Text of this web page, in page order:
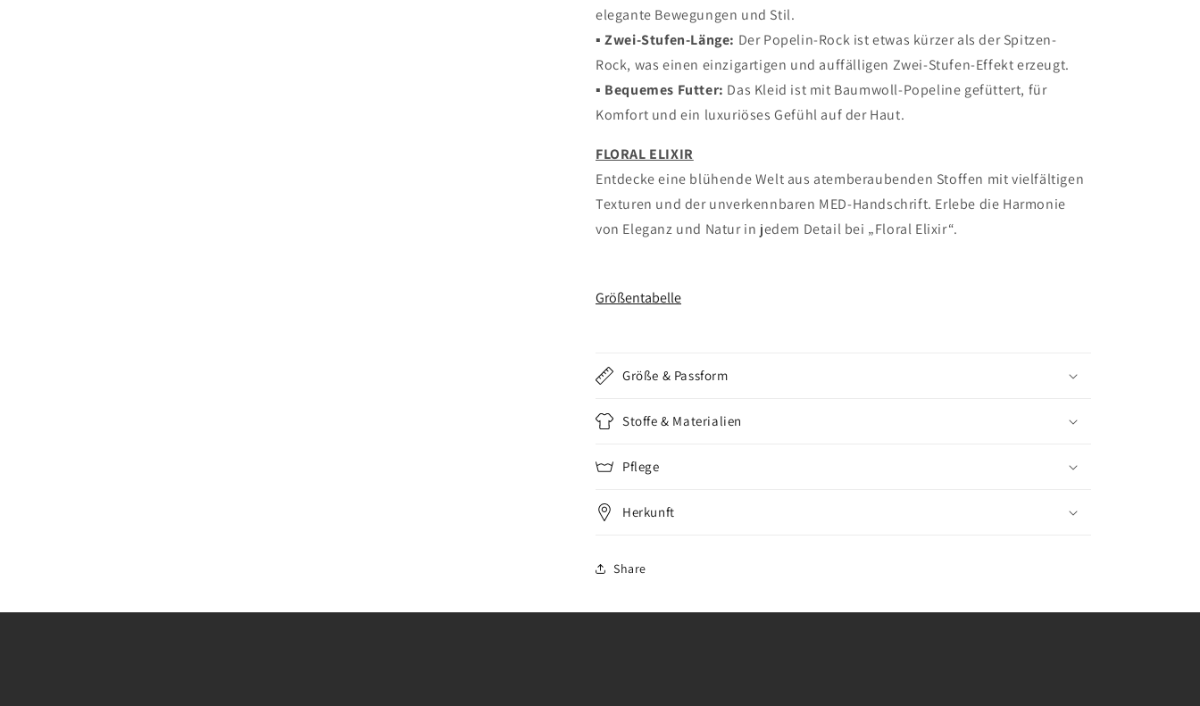
elegante Bewegungen und Stil.
▪︎ Zwei-Stufen-Länge: Der Popelin-Rock ist etwas kürzer als der Spitzen-
Rock, was einen einzigartigen und auffälligen Zwei-Stufen-Effekt erzeugt.
▪︎ Bequemes Futter: Das Kleid ist mit Baumwoll-Popeline gefüttert, für
Komfort und ein luxuriöses Gefühl auf der Haut.
FLORAL ELIXIR
Entdecke eine blühende Welt aus atemberaubenden Stoffen mit vielfältigen
Texturen und der unverkennbaren MED-Handschrift. Erlebe die Harmonie
von Eleganz und Natur in jedem Detail bei „Floral Elixir“.
Größentabelle
Größe & Passform
Stoffe & Materialien
Pflege
Herkunft
Share